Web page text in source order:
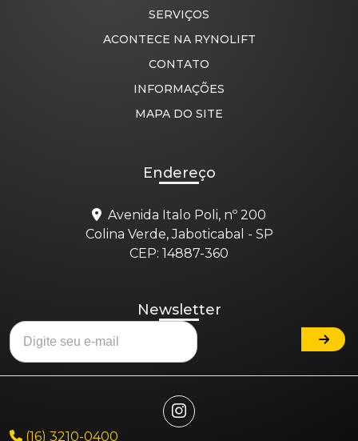
SERVIÇOS
ACONTECE NA RYNOLIFT
CONTATO
INFORMAÇÕES
MAPA DO SITE
Endereço
Avenida Italo Poli, nº 200
Colina Verde, Jaboticabal - SP
CEP: 14887-360
Newsletter
(16) 3210-0400